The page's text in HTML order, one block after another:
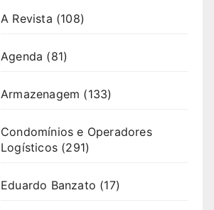
A Revista (108)
Agenda (81)
Armazenagem (133)
Condomínios e Operadores
Logísticos (291)
Eduardo Banzato (17)